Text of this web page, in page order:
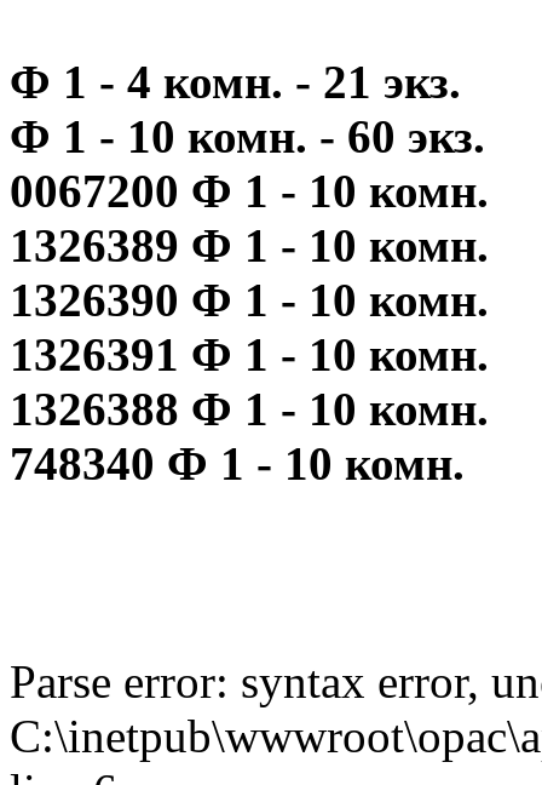
Ф 1 - 4 комн. - 21 экз.
Ф 1 - 10 комн. - 60 экз.
0067200 Ф 1 - 10 комн.
1326389 Ф 1 - 10 комн.
1326390 Ф 1 - 10 комн.
1326391 Ф 1 - 10 комн.
1326388 Ф 1 - 10 комн.
748340 Ф 1 - 10 комн.
Parse error: syntax error,